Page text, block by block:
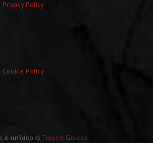
Privacy Policy
Cookie Policy
è un'idea diTiberio Gracco